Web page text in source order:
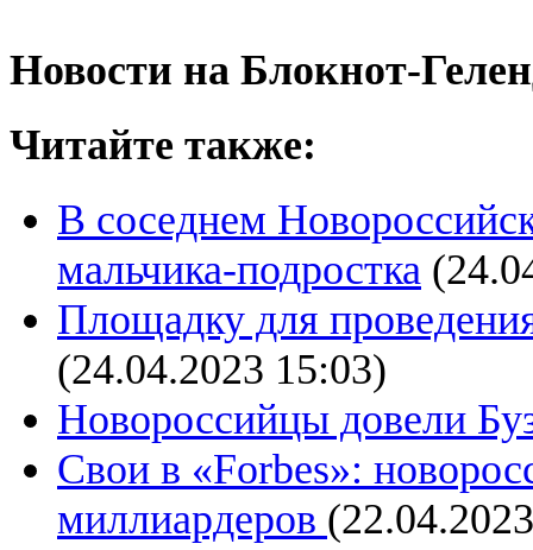
Новости на Блoкнoт-
Читайте также:
В соседнем
мальчика-подростка
Площадку для
(24.04.2023 15:03)
Новороссийцы довели
Свои в «Forbes»:
миллиардеров